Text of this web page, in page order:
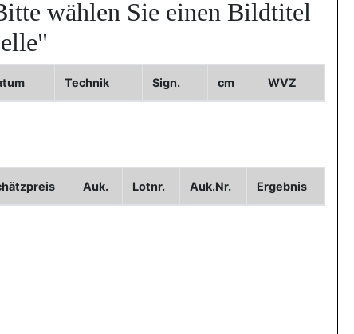
wählen Sie einen Bildtitel
Technik Sign. cm WVZ
Auk. Lotnr. Auk.Nr. Ergebnis